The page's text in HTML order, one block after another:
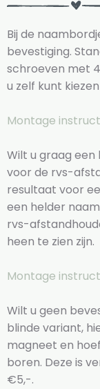
Bij de
bevestiging.
schroeven met
u zelf kunt
Montage
Wilt u graag een
voor de rvs-
resultaat voor
een helder
rvs-
heen te zien zijn.
Montage
Wilt u geen
blinde variant,
magneet en
boren. Deze is
€5,-.